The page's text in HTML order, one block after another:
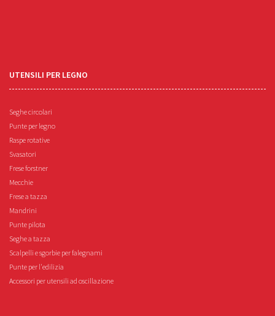
UTENSILI PER LEGNO
Seghe circolari
Punte per legno
Raspe rotative
Svasatori
Frese forstner
Mecchie
Frese a tazza
Mandrini
Punte pilota
Seghe a tazza
Scalpelli e sgorbie per falegnami
Punte per l'edilizia
Accessori per utensili ad oscillazione